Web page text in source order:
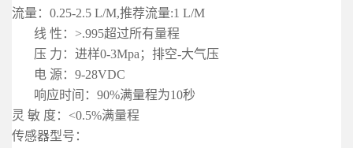
流量：0.25-2.5 L/M,推荐流量:1 L/M
线 性：>.995超过所有量程
压 力：进样0-3Mpa；排空-大气压
电 源：9-28VDC
响应时间：90%满量程为10秒
灵 敏 度：<0.5%满量程
传感器型号：